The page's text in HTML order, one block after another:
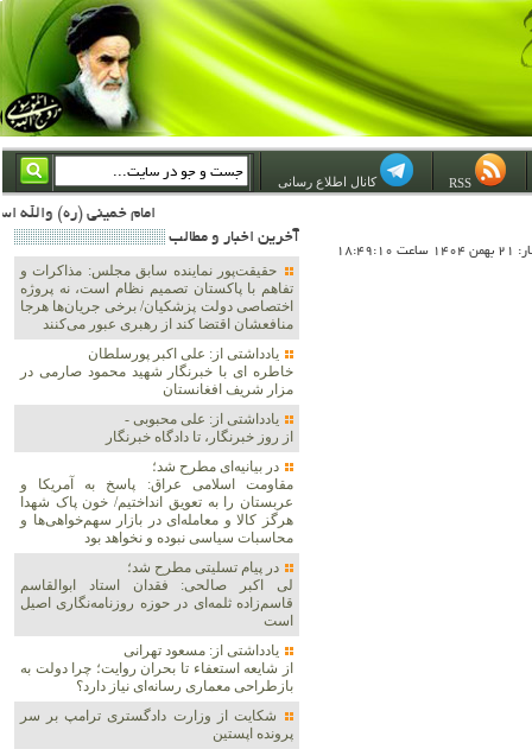
کانال اطلاع رسانی
امام خمینی (ره) والله اسلام تمامش سیاست است؛ ***** امام شهید: به گفتار امام و کردار امام اهتمام بورزید ***** امام خمینی(ره): ان شاء الله ما اندوه دلمان را در وقت مناسب با انتقام از امریکا و آل سعود برطرف خواهیم ساخت و
آخرين اخبار و مطالب
حقیقت‌پور نماینده سابق مجلس: مذاکرات و
تفاهم با پاکستان تصمیم نظام است، نه پروژه
اختصاصی دولت پزشکیان/ برخی جریان‌ها هرجا
منافعشان اقتضا کند از رهبری عبور می‌کنند
یادداشتی از: علی اکبر پورسلطان
خاطره ای با خبرنگار شهید محمود صارمی در
مزار شریف افغانستان
یادداشتی از: علی محبوبی -
از روز خبرنگار، تا دادگاه خبرنگار
در بیانیه‌ای مطرح شد؛
مقاومت اسلامی عراق: پاسخ به آمریکا و
عربستان را به تعویق انداختیم/ خون پاک شهدا
هرگز کالا و معامله‌ای در بازار سهم‌خواهی‌ها و
محاسبات سیاسی نبوده و نخواهد بود
در پیام تسلیتی مطرح شد؛
لی اکبر صالحی: فقدان استاد ابوالقاسم
قاسم‌زاده ثلمه‌ای در حوزه روزنامه‌نگاری اصیل
است
یادداشتی از: مسعود تهرانی
از شایعه استعفاء تا بحران روایت؛ چرا دولت به
بازطراحی معماری رسانه‌ای نیاز دارد؟
شکایت از وزارت دادگستری ترامپ بر سر
پرونده اپستین